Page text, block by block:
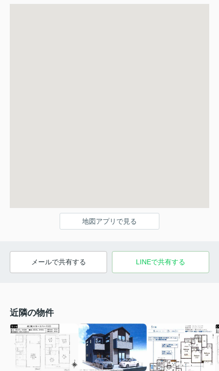
地図アプリで見る
メールで共有する LINEで共有する
近隣の物件